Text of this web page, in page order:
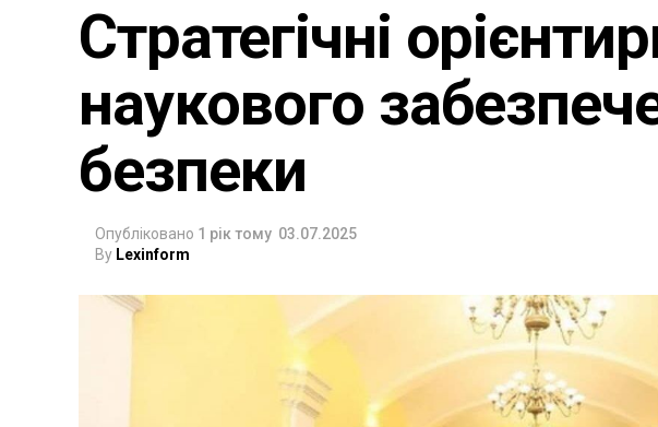
Стратегічні
наукового
безпеки
Опубліковано 1 рік тому 03.07.2025
By Lexinform